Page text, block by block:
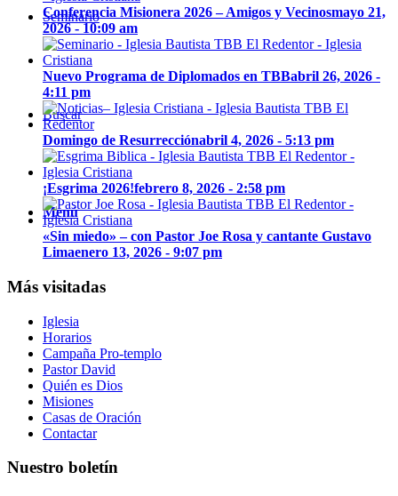
Seminario
Buscar
Menú
Conferencia Misionera 2026 – Amigos y Vecinosmayo 21,
2026 - 10:09 am
Nuevo Programa de Diplomados en TBBabril 26, 2026 -
4:11 pm
Domingo de Resurrecciónabril 4, 2026 - 5:13 pm
¡Esgrima 2026!febrero 8, 2026 - 2:58 pm
«Sin miedo» – con Pastor Joe Rosa y cantante Gustavo
Limaenero 13, 2026 - 9:07 pm
Más visitadas
Iglesia
Horarios
Campaña Pro-templo
Pastor David
Quién es Dios
Misiones
Casas de Oración
Contactar
Nuestro boletín